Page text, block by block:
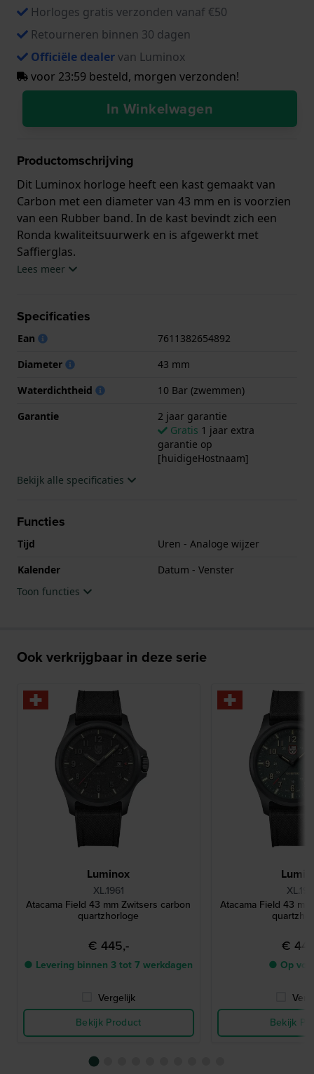
Horloges gratis verzonden vanaf €50
Retourneren binnen 30 dagen
Officiële dealervan Luminox
voor 23:59 besteld, morgen verzonden!
In Winkelwagen
Productomschrijving
Dit Luminox horloge heeft een kast gemaakt van
Carbon met een diameter van 43 mm en is voorzien
van een Rubber band. In de kast bevindt zich een
Ronda kwaliteitsuurwerk en is afgewerkt met
Saffierglas.
horloge geleverd met 2 jaar garantie.
Lees meer
Specificaties
Ean
7611382654892
Diameter
43 mm
Waterdichtheid
10 Bar (zwemmen)
Garantie
2 jaar garantie
Gratis 1 jaar extra
garantie op
[huidigeHostnaam]
Bekijk alle specificaties
Functies
Tijd
Uren - Analoge wijzer
Kalender
Datum - Venster
Toon functies
Ook verkrijgbaar in deze serie
Luminox
XL.1961
Atacama Field 43 mm Zwitsers carbon
quartzhorloge
€ 445,-
● Levering binnen 3 tot 7 werkdagen
Vergelijk
Bekijk Product
Atacama Field 43
€
● Op
Bekijk